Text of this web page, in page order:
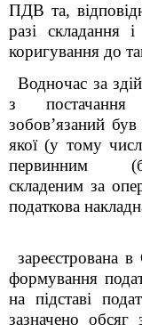
ПДВ та,
разі складання
коригування до
Водночас за
з постачання
зобовʼязаний
якої (у тому
первинним
складеним за
податкова
зареєстрована
формування
на підставі
зазначено обсяг